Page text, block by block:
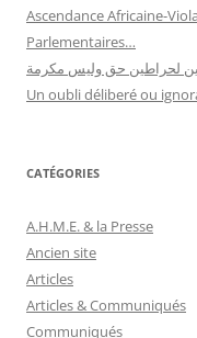
Ascendance Africaine-
Parlementaires…
لحراطين حق وليس مكرمة
Un oubli déliberé ou
CATÉGORIES
A.H.M.E. & la Presse
Ancien site
Articles
Articles & Communiqués
Communiqués